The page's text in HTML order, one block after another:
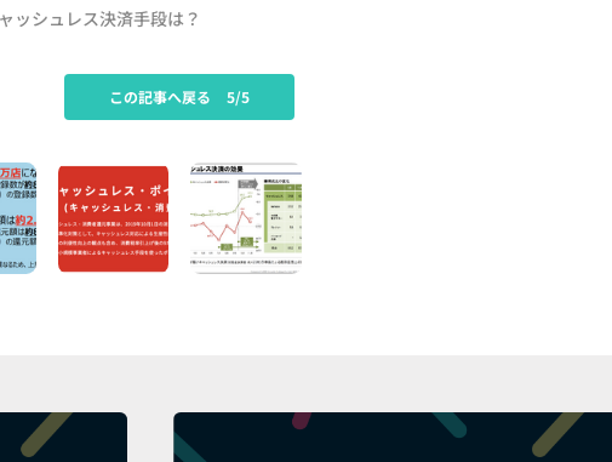
ッシュレス決済手段は？
この記事へ戻る 5/5